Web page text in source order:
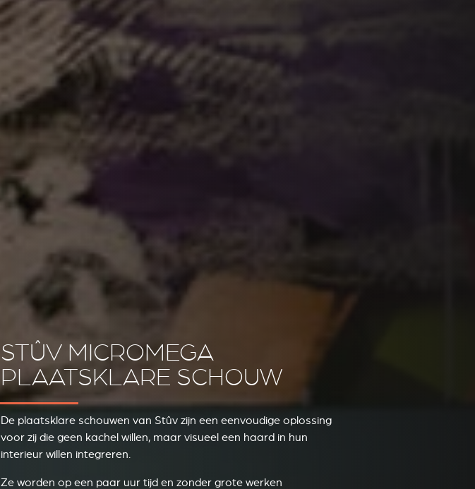
STÛV MICROMEGA
PLAATSKLARE SCHOUW
De plaatsklare schouwen van Stûv zijn een eenvoudige oplossing
voor zij die geen kachel willen, maar visueel een haard in hun
interieur willen integreren.
Ze worden op een paar uur tijd en zonder grote werken